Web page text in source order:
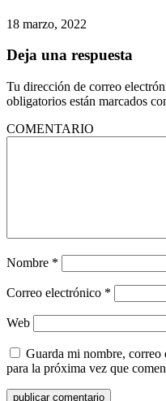
18 marzo, 2022
Deja una respuesta
Tu dirección de correo
obligatorios están marcados
COMENTARIO
Nombre *
Correo electrónico *
Web
Guarda mi nombre, correo
para la próxima vez que